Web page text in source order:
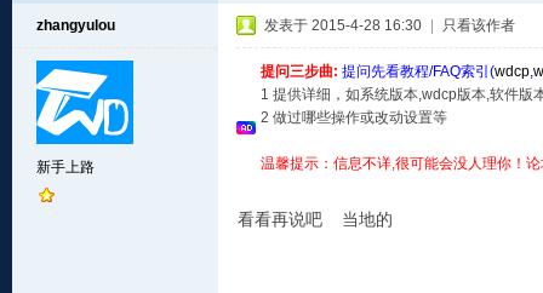
zhangyulou
新手上路
发表于 2015-4-28 16:30 只看该作者
提问三步曲: 提问先看教程/FAQ索引(wdcp,
1 提供详细，如系统版本,wdcp版本,软件版
2 做过哪些操作或改动设置等
温馨提示：信息不详,很可能会没人理你！
看看再说吧 当地的